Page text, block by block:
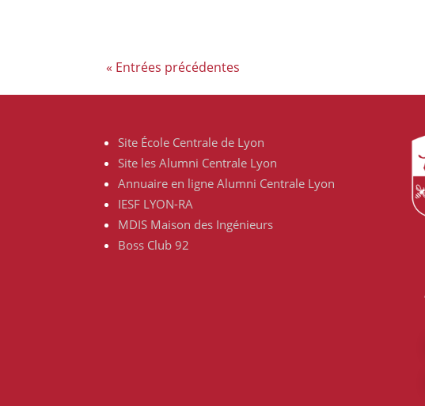
« Entrées précédentes
Site École Centrale de Lyon
Site les Alumni Centrale Lyon
Annuaire en ligne Alumni Centrale Lyon
IESF LYON-RA
MDIS Maison des Ingénieurs
Boss Club 92